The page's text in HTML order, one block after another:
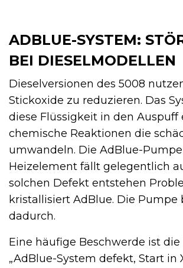
ADBLUE-SYSTEM:
BEI DIESELMODELLEN
Dieselversionen des 5008
Stickoxide zu reduzieren. Das
diese Flüssigkeit in den Auspuff
chemische Reaktionen die
umwandeln. Die AdBlue-
Heizelement fällt gelegentlich
solchen Defekt entstehen
kristallisiert AdBlue. Die Pumpe
dadurch.
Eine häufige Beschwerde ist
„AdBlue-System defekt, Start in